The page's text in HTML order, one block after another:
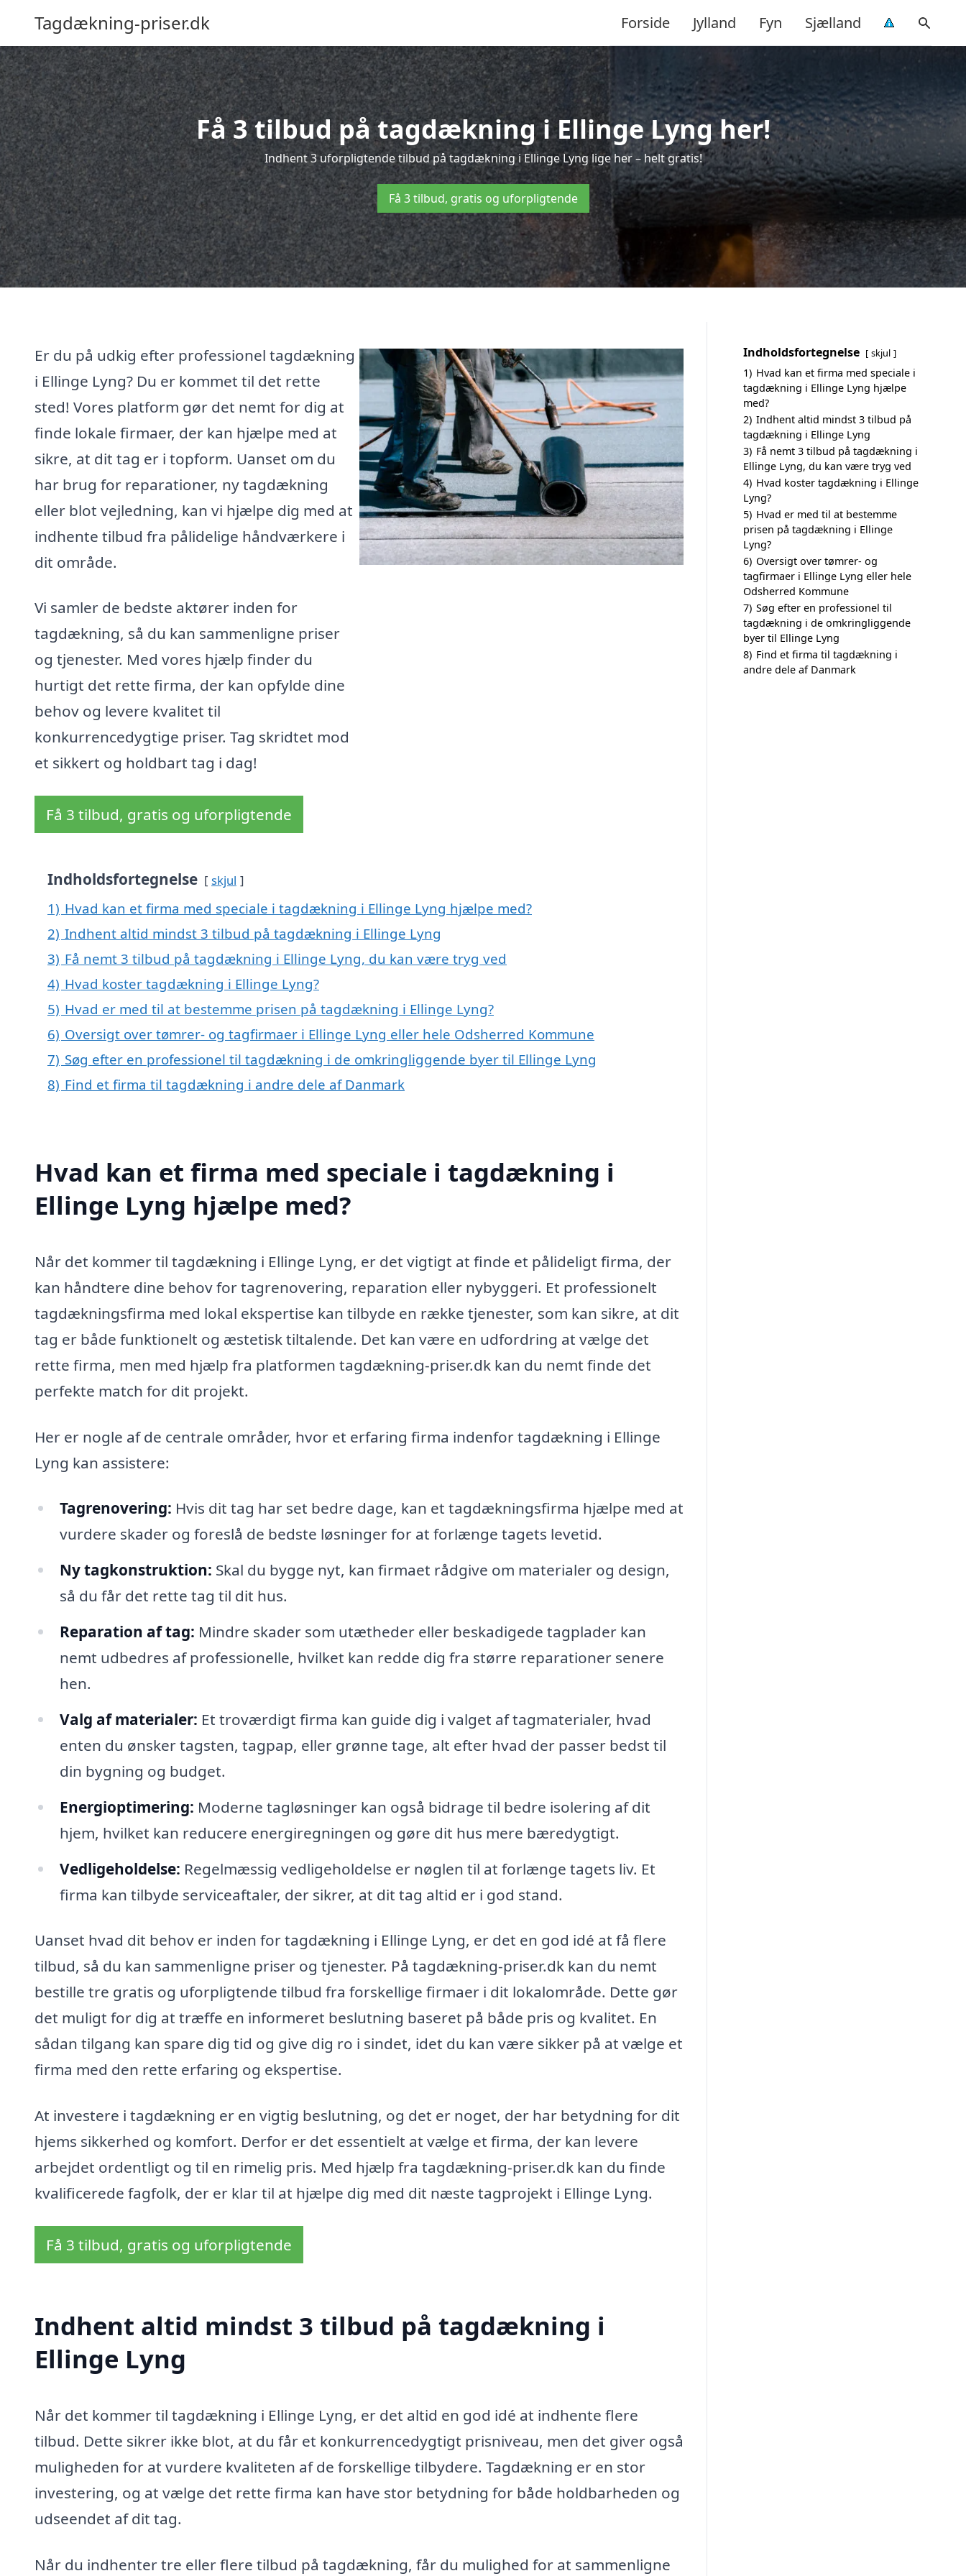
Tagdækning-priser.dk Forside Jylland Fyn Sjælland
Få 3 tilbud på tagdækning i Ellinge Lyng her!
Indhent 3 uforpligtende tilbud på tagdækning i Ellinge Lyng lige her – helt gratis!
Få 3 tilbud, gratis og uforpligtende
Er du på udkig efter professionel tagdækning
i Ellinge Lyng? Du er kommet til det rette
sted! Vores platform gør det nemt for dig at
finde lokale firmaer, der kan hjælpe med at
sikre, at dit tag er i topform. Uanset om du
har brug for reparationer, ny tagdækning
eller blot vejledning, kan vi hjælpe dig med at
indhente tilbud fra pålidelige håndværkere i
dit område.
Vi samler de bedste aktører inden for
tagdækning, så du kan sammenligne priser
og tjenester. Med vores hjælp finder du
hurtigt det rette firma, der kan opfylde dine
behov og levere kvalitet til
konkurrencedygtige priser. Tag skridtet mod
et sikkert og holdbart tag i dag!
Få 3 tilbud, gratis og uforpligtende
Indholdsfortegnelse skjul
1) Hvad kan et firma med speciale i tagdækning i Ellinge Lyng hjælpe med?
2) Indhent altid mindst 3 tilbud på tagdækning i Ellinge Lyng
3) Få nemt 3 tilbud på tagdækning i Ellinge Lyng, du kan være tryg ved
4) Hvad koster tagdækning i Ellinge Lyng?
5) Hvad er med til at bestemme prisen på tagdækning i Ellinge Lyng?
6) Oversigt over tømrer- og tagfirmaer i Ellinge Lyng eller hele Odsherred Kommune
7) Søg efter en professionel til tagdækning i de omkringliggende byer til Ellinge Lyng
8) Find et firma til tagdækning i andre dele af Danmark
Hvad kan et firma med speciale i tagdækning i
Ellinge Lyng hjælpe med?
Når det kommer til tagdækning i Ellinge Lyng, er det vigtigt at finde et pålideligt firma, der
kan håndtere dine behov for tagrenovering, reparation eller nybyggeri. Et professionelt
tagdækningsfirma med lokal ekspertise kan tilbyde en række tjenester, som kan sikre, at dit
tag er både funktionelt og æstetisk tiltalende. Det kan være en udfordring at vælge det
rette firma, men med hjælp fra platformen tagdækning-priser.dk kan du nemt finde det
perfekte match for dit projekt.
Her er nogle af de centrale områder, hvor et erfaring firma indenfor tagdækning i Ellinge
Lyng kan assistere:
Tagrenovering: Hvis dit tag har set bedre dage, kan et tagdækningsfirma hjælpe med at
vurdere skader og foreslå de bedste løsninger for at forlænge tagets levetid.
Ny tagkonstruktion: Skal du bygge nyt, kan firmaet rådgive om materialer og design,
så du får det rette tag til dit hus.
Reparation af tag: Mindre skader som utætheder eller beskadigede tagplader kan
nemt udbedres af professionelle, hvilket kan redde dig fra større reparationer senere
hen.
Valg af materialer: Et troværdigt firma kan guide dig i valget af tagmaterialer, hvad
enten du ønsker tagsten, tagpap, eller grønne tage, alt efter hvad der passer bedst til
din bygning og budget.
Energioptimering: Moderne tagløsninger kan også bidrage til bedre isolering af dit
hjem, hvilket kan reducere energiregningen og gøre dit hus mere bæredygtigt.
Vedligeholdelse: Regelmæssig vedligeholdelse er nøglen til at forlænge tagets liv. Et
firma kan tilbyde serviceaftaler, der sikrer, at dit tag altid er i god stand.
Uanset hvad dit behov er inden for tagdækning i Ellinge Lyng, er det en god idé at få flere
tilbud, så du kan sammenligne priser og tjenester. På tagdækning-priser.dk kan du nemt
bestille tre gratis og uforpligtende tilbud fra forskellige firmaer i dit lokalområde. Dette gør
det muligt for dig at træffe en informeret beslutning baseret på både pris og kvalitet. En
sådan tilgang kan spare dig tid og give dig ro i sindet, idet du kan være sikker på at vælge et
firma med den rette erfaring og ekspertise.
At investere i tagdækning er en vigtig beslutning, og det er noget, der har betydning for dit
hjems sikkerhed og komfort. Derfor er det essentielt at vælge et firma, der kan levere
arbejdet ordentligt og til en rimelig pris. Med hjælp fra tagdækning-priser.dk kan du finde
kvalificerede fagfolk, der er klar til at hjælpe dig med dit næste tagprojekt i Ellinge Lyng.
Få 3 tilbud, gratis og uforpligtende
Indhent altid mindst 3 tilbud på tagdækning i
Ellinge Lyng
Når det kommer til tagdækning i Ellinge Lyng, er det altid en god idé at indhente flere
tilbud. Dette sikrer ikke blot, at du får et konkurrencedygtigt prisniveau, men det giver også
muligheden for at vurdere kvaliteten af de forskellige tilbydere. Tagdækning er en stor
investering, og at vælge det rette firma kan have stor betydning for både holdbarheden og
udseendet af dit tag.
Når du indhenter tre eller flere tilbud på tagdækning, får du mulighed for at sammenligne
Indholdsfortegnelse skjul
1) Hvad kan et firma med speciale i
tagdækning i Ellinge Lyng hjælpe
med?
2) Indhent altid mindst 3 tilbud på
tagdækning i Ellinge Lyng
3) Få nemt 3 tilbud på tagdækning i
Ellinge Lyng, du kan være tryg ved
4) Hvad koster tagdækning i Ellinge
Lyng?
5) Hvad er med til at bestemme
prisen på tagdækning i Ellinge
Lyng?
6) Oversigt over tømrer- og
tagfirmaer i Ellinge Lyng eller hele
Odsherred Kommune
7) Søg efter en professionel til
tagdækning i de omkringliggende
byer til Ellinge Lyng
8) Find et firma til tagdækning i
andre dele af Danmark